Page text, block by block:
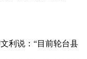
利说：“目前轮台县